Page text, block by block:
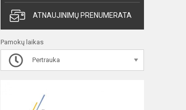
ATNAUJINIMŲ PRENUMERATA
Pamokų laikas
Pertrauka